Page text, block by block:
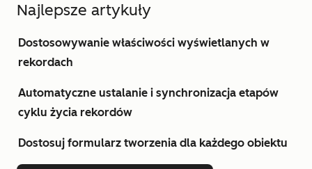
Najlepsze artykuły
Dostosowywanie właściwości wyświetlanych w
rekordach
Automatyczne ustalanie i synchronizacja etapów
cyklu życia rekordów
Dostosuj formularz tworzenia dla każdego obiektu